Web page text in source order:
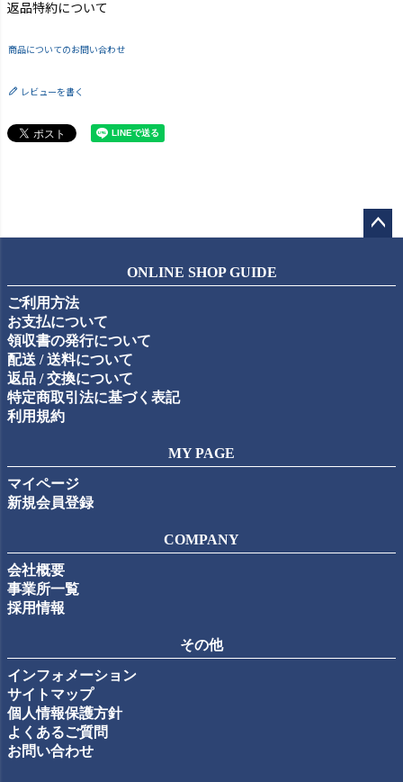
返品特約について
商品についてのお問い合わせ
レビューを書く
ップ
ONLINE SHOP GUIDE
ご利用方法
お支払について
領収書の発行について
配送 / 送料について
返品 / 交換について
特定商取引法に基づく表記
利用規約
MY PAGE
マイページ
新規会員登録
COMPANY
会社概要
事業所一覧
採用情報
その他
インフォメーション
サイトマップ
個人情報保護方針
よくあるご質問
お問い合わせ